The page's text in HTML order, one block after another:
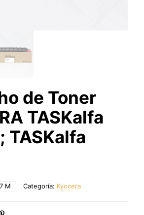
de Toner
TASKalfa
TASKalfa
M Categoría: Kyocera